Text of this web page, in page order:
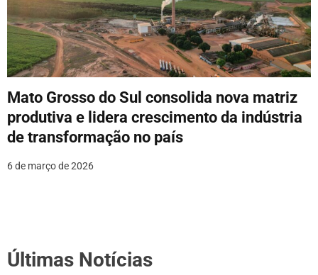
Mato Grosso do Sul consolida nova matriz
produtiva e lidera crescimento da indústria
de transformação no país
6 de março de 2026
Últimas Notícias